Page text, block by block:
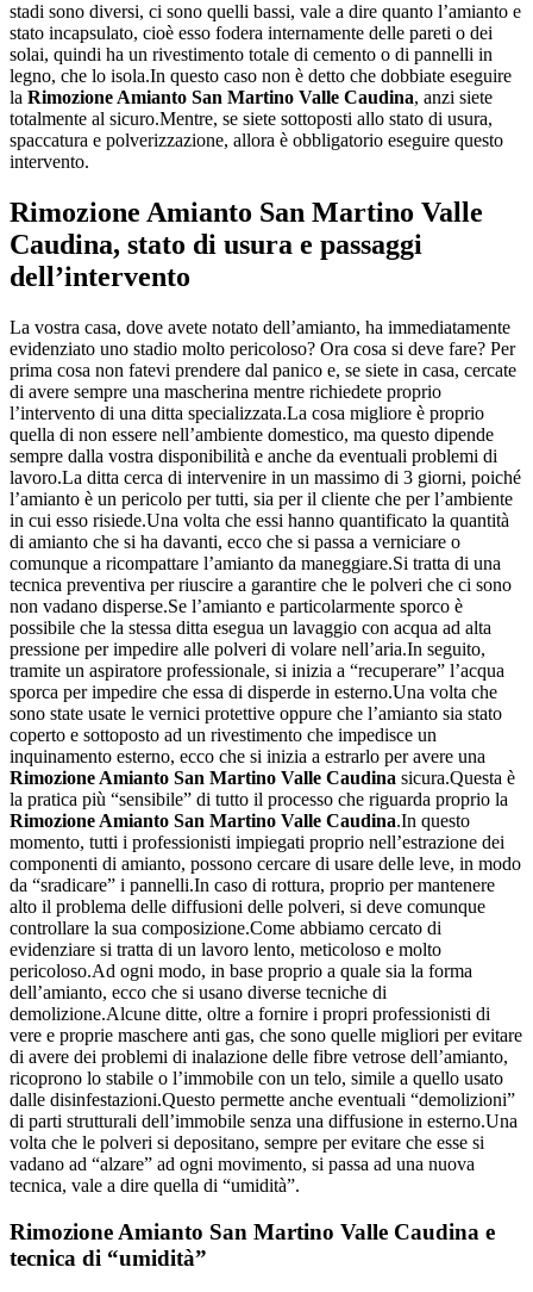
stadi sono diversi, ci sono quelli bassi, vale a dire quanto l’amianto e
stato incapsulato, cioè esso fodera internamente delle pareti o dei
solai, quindi ha un rivestimento totale di cemento o di pannelli in
legno, che lo isola.In questo caso non è detto che dobbiate eseguire
la Rimozione Amianto San Martino Valle Caudina, anzi siete
totalmente al sicuro.Mentre, se siete sottoposti allo stato di usura,
spaccatura e polverizzazione, allora è obbligatorio eseguire questo
intervento.
Rimozione Amianto San Martino Valle
Caudina, stato di usura e passaggi
dell’intervento
La vostra casa, dove avete notato dell’amianto, ha immediatamente
evidenziato uno stadio molto pericoloso? Ora cosa si deve fare? Per
prima cosa non fatevi prendere dal panico e, se siete in casa, cercate
di avere sempre una mascherina mentre richiedete proprio
l’intervento di una ditta specializzata.La cosa migliore è proprio
quella di non essere nell’ambiente domestico, ma questo dipende
sempre dalla vostra disponibilità e anche da eventuali problemi di
lavoro.La ditta cerca di intervenire in un massimo di 3 giorni, poiché
l’amianto è un pericolo per tutti, sia per il cliente che per l’ambiente
in cui esso risiede.Una volta che essi hanno quantificato la quantità
di amianto che si ha davanti, ecco che si passa a verniciare o
comunque a ricompattare l’amianto da maneggiare.Si tratta di una
tecnica preventiva per riuscire a garantire che le polveri che ci sono
non vadano disperse.Se l’amianto e particolarmente sporco è
possibile che la stessa ditta esegua un lavaggio con acqua ad alta
pressione per impedire alle polveri di volare nell’aria.In seguito,
tramite un aspiratore professionale, si inizia a “recuperare” l’acqua
sporca per impedire che essa di disperde in esterno.Una volta che
sono state usate le vernici protettive oppure che l’amianto sia stato
coperto e sottoposto ad un rivestimento che impedisce un
inquinamento esterno, ecco che si inizia a estrarlo per avere una
Rimozione Amianto San Martino Valle Caudina sicura.Questa è
la pratica più “sensibile” di tutto il processo che riguarda proprio la
Rimozione Amianto San Martino Valle Caudina.In questo
momento, tutti i professionisti impiegati proprio nell’estrazione dei
componenti di amianto, possono cercare di usare delle leve, in modo
da “sradicare” i pannelli.In caso di rottura, proprio per mantenere
alto il problema delle diffusioni delle polveri, si deve comunque
controllare la sua composizione.Come abbiamo cercato di
evidenziare si tratta di un lavoro lento, meticoloso e molto
pericoloso.Ad ogni modo, in base proprio a quale sia la forma
dell’amianto, ecco che si usano diverse tecniche di
demolizione.Alcune ditte, oltre a fornire i propri professionisti di
vere e proprie maschere anti gas, che sono quelle migliori per evitare
di avere dei problemi di inalazione delle fibre vetrose dell’amianto,
ricoprono lo stabile o l’immobile con un telo, simile a quello usato
dalle disinfestazioni.Questo permette anche eventuali “demolizioni”
di parti strutturali dell’immobile senza una diffusione in esterno.Una
volta che le polveri si depositano, sempre per evitare che esse si
vadano ad “alzare” ad ogni movimento, si passa ad una nuova
tecnica, vale a dire quella di “umidità”.
Rimozione Amianto San Martino Valle Caudina e
tecnica di “umidità”